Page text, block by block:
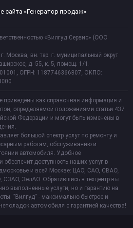
сайта «Генератор продаж»
«Вилгуд Сервис» (ООО
Москва, вн. тер. г. муниципальный округ
д. 55, к. 5, помещ. 1/1.
ОГРН: 1187746366807, ОКПО:
приведены как справочная информация и
определяемой положениями статьи 437
Федерации и могут быть изменены в
большой спектр услуг по ремонту и
работам, обслуживанию и
автомобиля. Удобное
доступность наших услуг в
и всей Москве: ЦАО, САО, СВАО,
ЗелАО. Обратившись в техцентр вы
выполненные услуги, но и гарантию на
"Вилгуд" - максимально быстрое и
автомобиля с гарантией качества!